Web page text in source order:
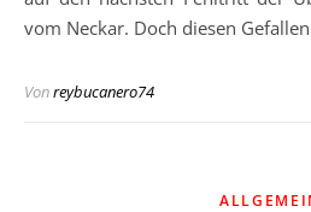
vom Neckar. Doch diesen
Vonreybucanero74